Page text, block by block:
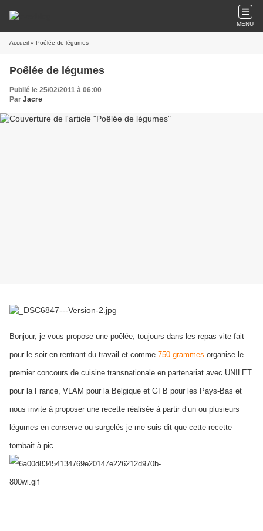
MENU
Accueil » Poêlée de légumes
Poêlée de légumes
Publié le 25/02/2011 à 06:00
Par Jacre
Bonjour, je vous propose une poêlée, toujours dans les repas vite fait
pour le soir en rentrant du travail et comme 750 grammes organise le
premier concours de cuisine transnationale en partenariat avec UNILET
pour la France, VLAM pour la Belgique et GFB pour les Pays-Bas et
nous invite à proposer une recette réalisée à partir d’un ou plusieurs
légumes en conserve ou surgelés je me suis dit que cette recette
tombait à pic....